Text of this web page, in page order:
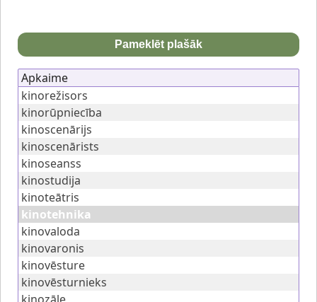
Pameklēt plašāk
Apkaime
kinorežisors
kinorūpniecība
kinoscenārijs
kinoscenārists
kinoseanss
kinostudija
kinoteātris
kinotehnika
kinovaloda
kinovaronis
kinovēsture
kinovēsturnieks